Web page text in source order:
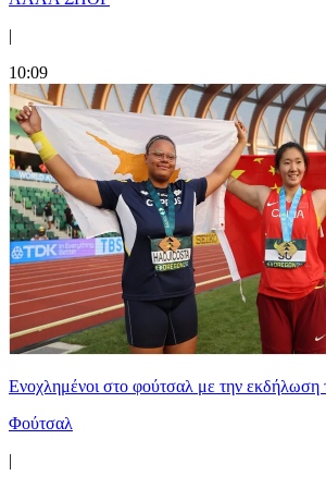
|
10:09
Ενοχλημένοι στο φούτσαλ με την
Φούτσαλ
|